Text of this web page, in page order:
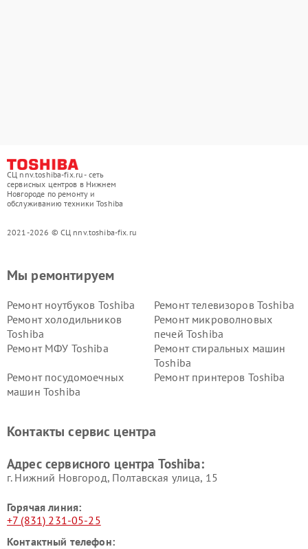
СЦ nnv.toshiba-fix.ru - сеть
сервисных центров в Нижнем
Новгороде по ремонту и
обслуживанию техники Toshiba
2021-2026 © СЦ nnv.toshiba-fix.ru
Мы ремонтируем
Ремонт ноутбуков Toshiba
Ремонт телевизоров Toshiba
Ремонт холодильников
Toshiba
Ремонт микроволновых
печей Toshiba
Ремонт МФУ Toshiba
Ремонт стиральных машин
Toshiba
Ремонт посудомоечных
машин Toshiba
Ремонт принтеров Toshiba
Контакты сервис центра
Адрес сервисного центра Toshiba:
г. Нижний Новгород, Полтавская улица, 15
Горячая линия:
+7 (831) 231-05-25
Контактный телефон: